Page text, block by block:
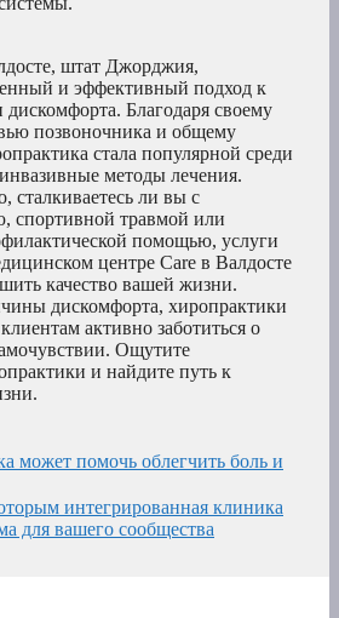
штат Джорджия,
и эффективный подход к
Благодаря своему
позвоночника и общему
стала популярной среди
методы лечения.
сталкиваетесь ли вы с
спортивной травмой или
помощью, услуги
центре Care в Валдосте
качество вашей жизни.
дискомфорта, хиропрактики
активно заботиться о
Ощутите
и найдите путь к
может помочь облегчить боль и
интегрированная клиника
для вашего сообщества